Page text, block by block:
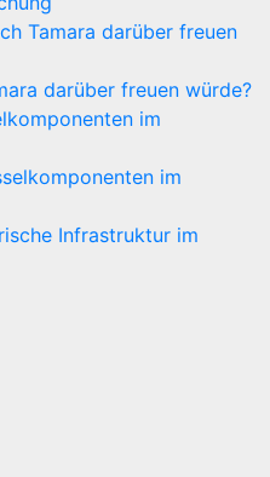
Tamara darüber freuen
darüber freuen würde?
im
im
Infrastruktur im